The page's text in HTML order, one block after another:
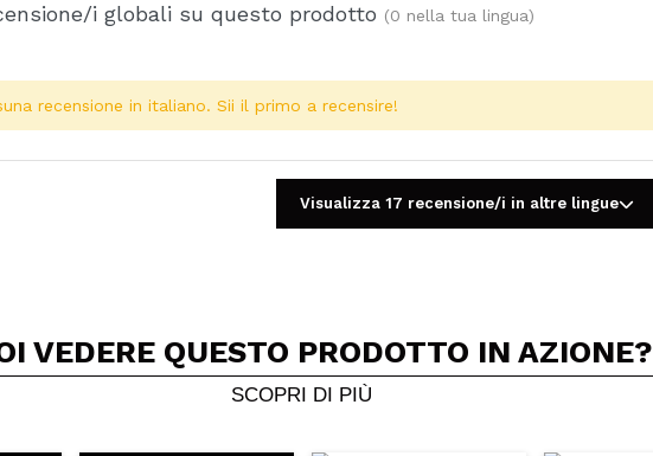
i globali su questo prodotto (0 nella tua lingua)
Condividi un video o una foto
Il tuo video potrebbe essere il primo. Immaginalo...
recensione in italiano. Sii il primo a recensire!
Visualizza 17 recensione/i in altre lingue
VEDERE QUESTO PRODOTTO IN AZIONE?
SCOPRI DI PIÙ